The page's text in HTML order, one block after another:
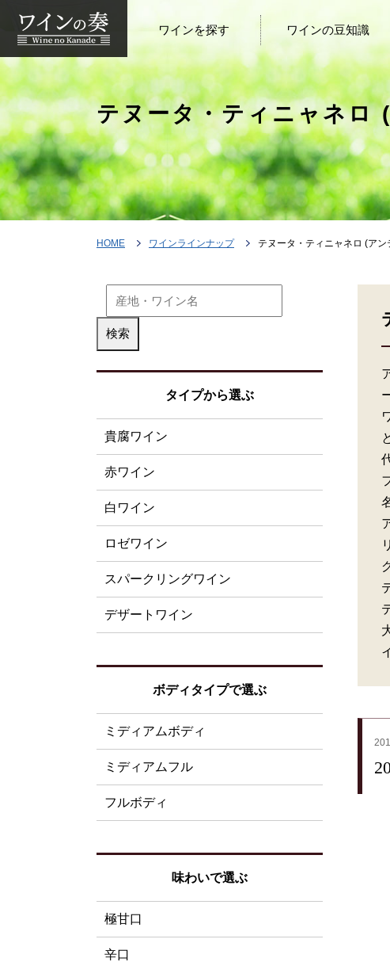
ワインを探す ワインの豆知識
テヌータ・ティニャネロ
HOME ワインラインナップ テヌータ・ティニャネロ (アン
タイプから選ぶ
貴腐ワイン
赤ワイン
白ワイン
ロゼワイン
スパークリングワイン
デザートワイン
ボディタイプで選ぶ
ミディアムボディ
ミディアムフル
フルボディ
味わいで選ぶ
極甘口
辛口